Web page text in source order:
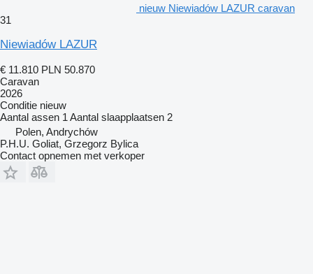
nieuw Niewiadów LAZUR caravan
31
Niewiadów LAZUR
€ 11.810 PLN 50.870
Caravan
2026
Conditie nieuw
Aantal assen 1Aantal slaapplaatsen 2
Polen, Andrychów
P.H.U. Goliat, Grzegorz Bylica
Contact opnemen met verkoper